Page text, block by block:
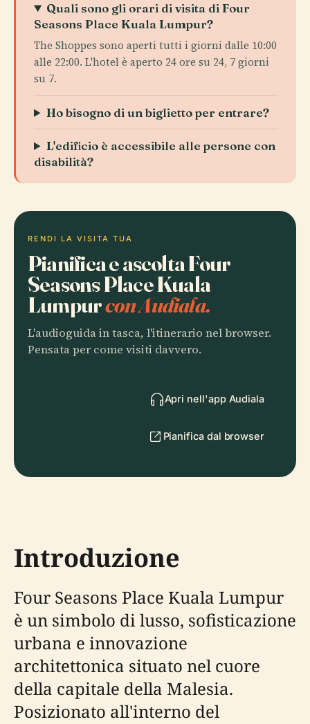
Quali sono gli orari di visita di Four
Seasons Place Kuala Lumpur?
The Shoppes sono aperti tutti i giorni dalle 10:00
alle 22:00. L'hotel è aperto 24 ore su 24, 7 giorni
su 7.
Ho bisogno di un biglietto per entrare?
L'edificio è accessibile alle persone con
disabilità?
RENDI LA VISITA TUA
Pianifica e ascolta Four
Seasons Place Kuala
Lumpurcon Audiala.
L'audioguida in tasca, l'itinerario nel browser.
Pensata per come visiti davvero.
Apri nell'app Audiala
Pianifica dal browser
Introduzione
Four Seasons Place Kuala Lumpur
è un simbolo di lusso, sofisticazione
urbana e innovazione
architettonica situato nel cuore
della capitale della Malesia.
Posizionato all'interno del